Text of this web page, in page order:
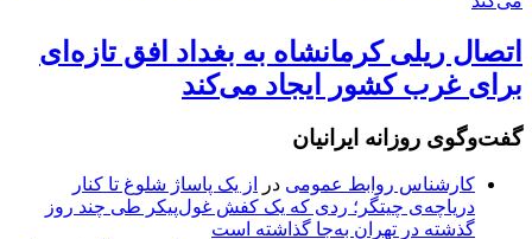
اتصال ریلی کرمانشاه به بغداد افق تازه‌ای
برای غرب کشور ایجاد می‌کند
گفت‌وگوی روزانه ایرانیان
کارشناس روابط عمومی در
از یک پاساژ شلوغ تا کنار
دریاچه‌ی چیتگر؛ ردی که یک کفش غول‌پیکر طی چند روز
گذشته در تهران به‌جا گذاشته است